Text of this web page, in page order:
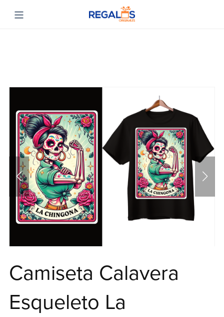
Camiseta Calavera
Esqueleto La